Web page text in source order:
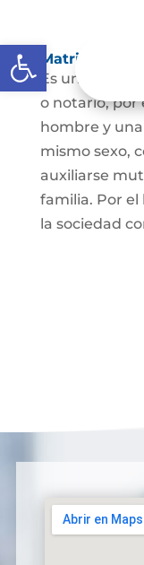
Abrir barra de
Matrimonio
Es un
o notario, por
hombre y
mismo sexo,
auxiliarse
familia. Por
la sociedad